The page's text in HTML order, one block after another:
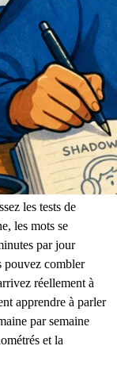
les tests de
les mots se
par jour
pouvez combler
réellement à
apprendre à parler
par semaine
et la